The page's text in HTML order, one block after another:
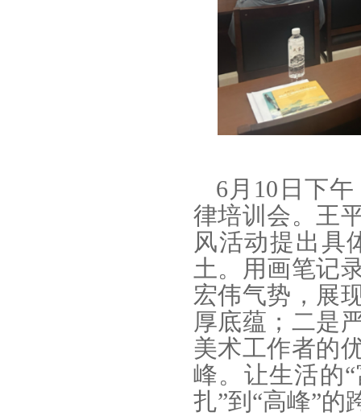
6月10日下
律培训会。王
风活动提出具
土。用画笔记
宏伟气势，展
厚底蕴；二是
美术工作者的
峰。让生活的
扎”到“高峰”的